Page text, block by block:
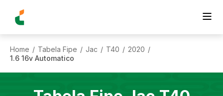
Home / Tabela Fipe / Jac / T40 / 2020 /
1.6 16v Automatico